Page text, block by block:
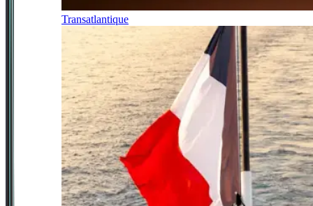
Transatlantique